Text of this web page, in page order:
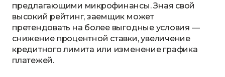
предлагающими микрофинансы. Зная свой
высокий рейтинг, заемщик может
претендовать на более выгодные условия —
снижение процентной ставки, увеличение
кредитного лимита или изменение графика
платежей.